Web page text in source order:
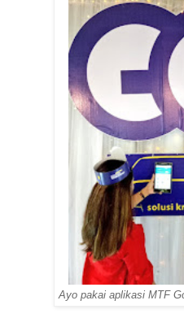
Ayo pakai aplikasi MTF